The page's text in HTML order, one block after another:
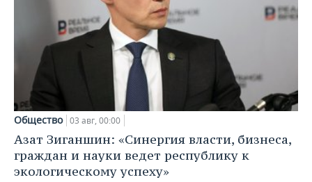
Общество 03 авг, 00:00
Азат Зиганшин: «Синергия власти, бизнеса,
граждан и науки ведет республику к
экологическому успеху»